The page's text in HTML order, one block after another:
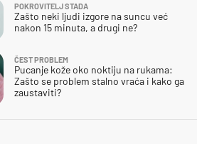
POKROVITELJ STADA
Zašto neki ljudi izgore na suncu već
nakon 15 minuta, a drugi ne?
ČEST PROBLEM
Pucanje kože oko noktiju na rukama:
Zašto se problem stalno vraća i kako ga
zaustaviti?